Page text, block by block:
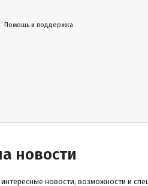
Помощь и поддержка
новости
новости, возможности и